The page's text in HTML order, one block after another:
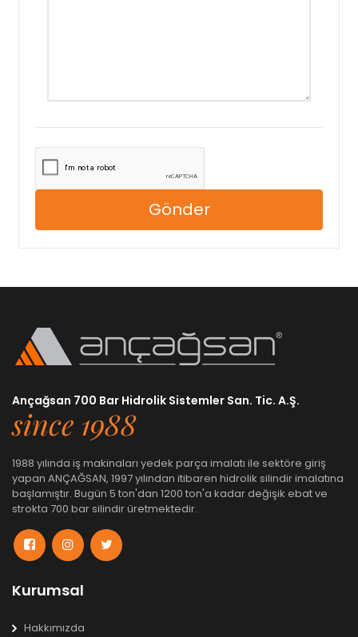
Gönder
Ançağsan 700 Bar Hidrolik Sistemler San. Tic. A.Ş.
since 1988
1988 yılında iş makinaları yedek parça imalatı ile sektöre giriş
yapan ANÇAĞSAN, 1997 yılından itibaren hidrolik silindir imalatına
başlamıştır. Bugün 5 ton'dan 1200 ton'a kadar değişik ebat ve
strokta 700 bar silindir üretmektedir.
Kurumsal
Hakkımızda